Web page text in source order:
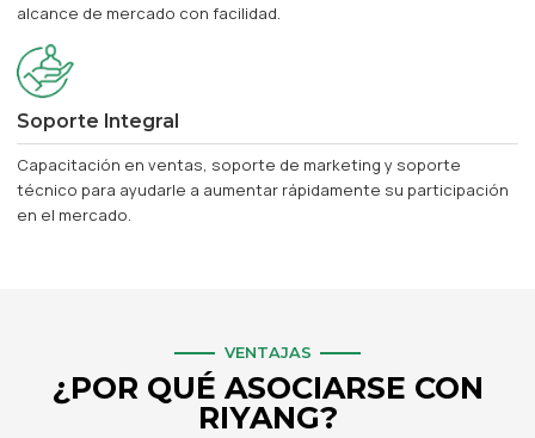
alcance de mercado con facilidad.
Soporte Integral
Capacitación en ventas, soporte de marketing y soporte
técnico para ayudarle a aumentar rápidamente su participación
en el mercado.
VENTAJAS
¿POR QUÉ ASOCIARSE CON
RIYANG?